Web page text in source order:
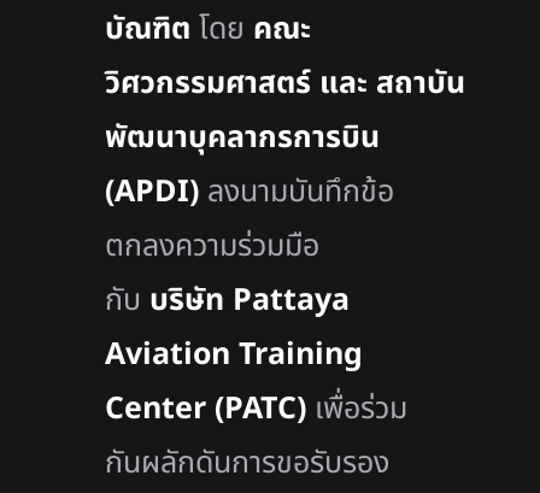
บัณฑิต โดย คณะ
วิศวกรรมศาสตร์ และ สถาบัน
พัฒนาบุคลากรการบิน
(APDI) ลงนามบันทึกข้อ
ตกลงความร่วมมือ
กับ บริษัท Pattaya
Aviation Training
Center (PATC) เพื่อร่วม
กันผลักดันการขอรับรอง